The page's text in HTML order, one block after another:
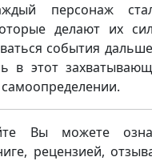
персонаж
делают их
события
в этот
Вы можете
рецензией,